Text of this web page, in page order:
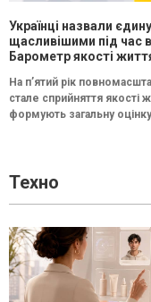
Українці назвали
щасливішими під час
Барометр якості
На п’ятий рік
стале сприйняття якості
формують загальну
Техно